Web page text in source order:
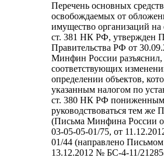
Перечень основных
освобождаемых от
имущество организаций на
ст. 381 НК РФ, утвержден
Правительства РФ от
Минфин России разъяснил,
соответствующих
определении объектов,
указанным налогом по
ст. 380 НК РФ пониженным
руководствоваться тем же
(Письма Минфина России
03-05-05-01/75, от
01/44 (направлено
13.12.2012 № БС-4-11/